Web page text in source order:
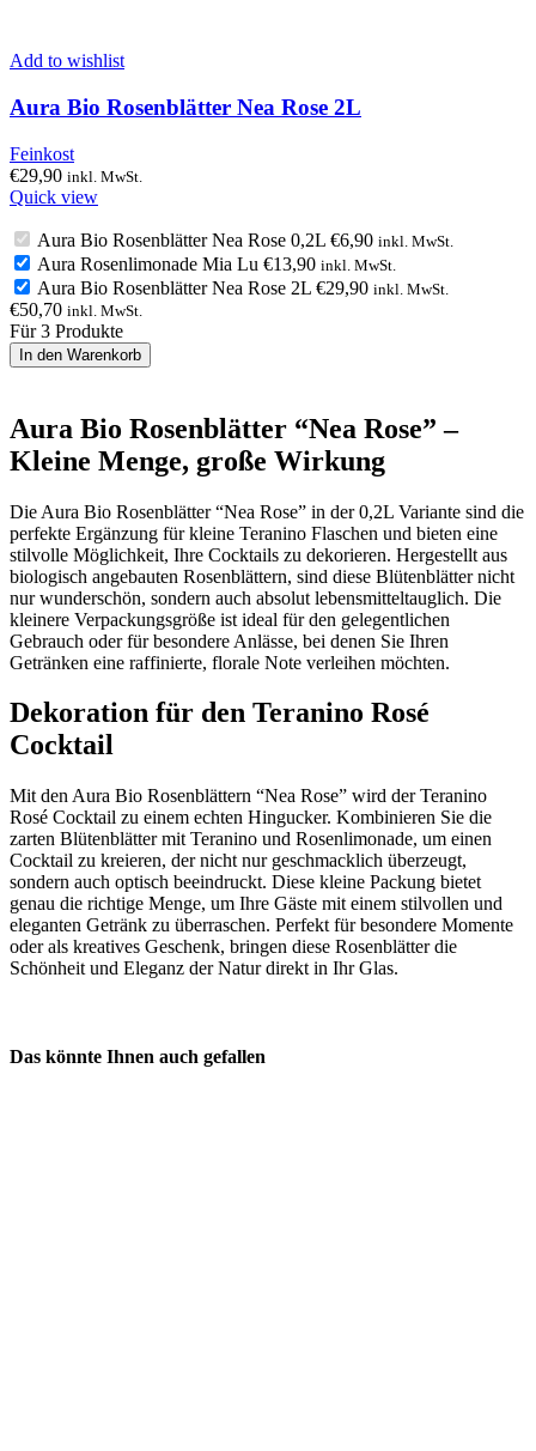
Add to wishlist
Aura Bio Rosenblätter Nea Rose 2L
Feinkost
€29,90 inkl. MwSt.
Quick view
Aura Bio Rosenblätter Nea Rose 0,2L €6,90 inkl. MwSt.
Aura Rosenlimonade Mia Lu €13,90 inkl. MwSt.
Aura Bio Rosenblätter Nea Rose 2L €29,90 inkl. MwSt.
€50,70 inkl. MwSt.
Für 3 Produkte
In den Warenkorb
Aura Bio Rosenblätter “Nea Rose” –
Kleine Menge, große Wirkung
Die Aura Bio Rosenblätter “Nea Rose” in der 0,2L Variante sind die
perfekte Ergänzung für kleine Teranino Flaschen und bieten eine
stilvolle Möglichkeit, Ihre Cocktails zu dekorieren. Hergestellt aus
biologisch angebauten Rosenblättern, sind diese Blütenblätter nicht
nur wunderschön, sondern auch absolut lebensmitteltauglich. Die
kleinere Verpackungsgröße ist ideal für den gelegentlichen
Gebrauch oder für besondere Anlässe, bei denen Sie Ihren
Getränken eine raffinierte, florale Note verleihen möchten.
Dekoration für den Teranino Rosé
Cocktail
Mit den Aura Bio Rosenblättern “Nea Rose” wird der Teranino
Rosé Cocktail zu einem echten Hingucker. Kombinieren Sie die
zarten Blütenblätter mit Teranino und Rosenlimonade, um einen
Cocktail zu kreieren, der nicht nur geschmacklich überzeugt,
sondern auch optisch beeindruckt. Diese kleine Packung bietet
genau die richtige Menge, um Ihre Gäste mit einem stilvollen und
eleganten Getränk zu überraschen. Perfekt für besondere Momente
oder als kreatives Geschenk, bringen diese Rosenblätter die
Schönheit und Eleganz der Natur direkt in Ihr Glas.
Das könnte Ihnen auch gefallen